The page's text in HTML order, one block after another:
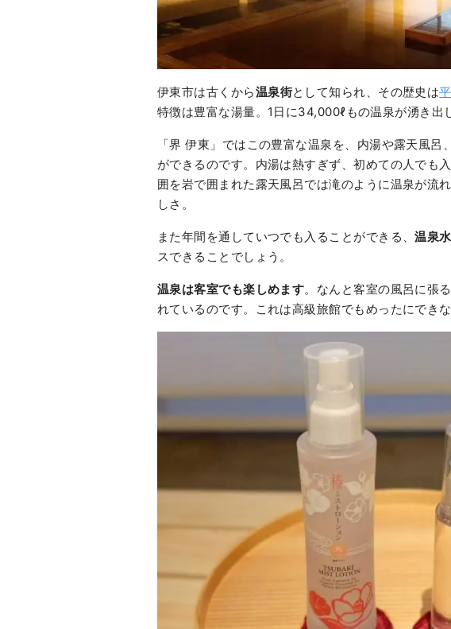
伊東市は古くから温泉街として知られ、その歴史は
特徴は豊富な湯量。1日に34,000ℓもの温泉が湧き出
「界 伊東」ではこの豊富な温泉を、内湯や露天風呂、
ができるのです。内湯は熱すぎず、初めての人でも
囲を岩で囲まれた露天風呂では滝のように温泉が流
しさ。
また年間を通していつでも入ることができる、温泉
スできることでしょう。
温泉は客室でも楽しめます。なんと客室の風呂に張
れているのです。これは高級旅館でもめったにできな